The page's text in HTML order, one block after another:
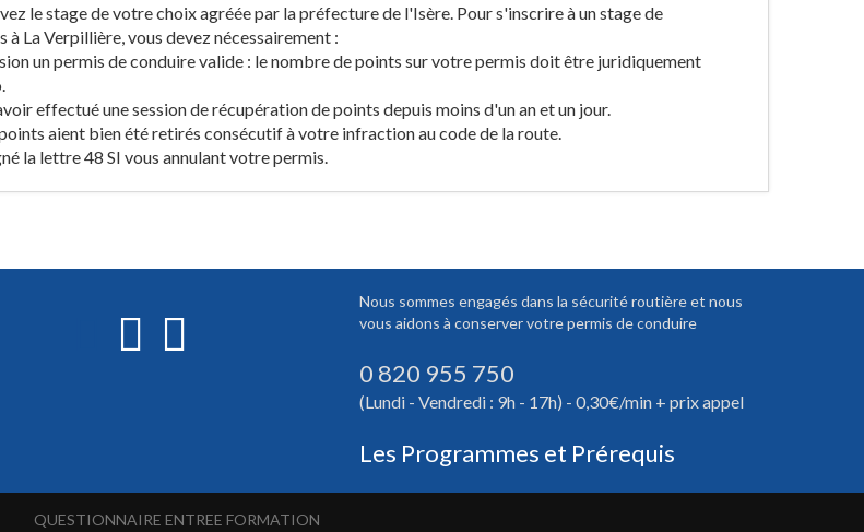
le stage de votre choix agréée par la préfecture de l'Isère. Pour s'inscrire à un stage de
La Verpillière, vous devez nécessairement :
un permis de conduire valide : le nombre de points sur votre permis doit être juridiquement
effectué une session de récupération de points depuis moins d'un an et un jour.
aient bien été retirés consécutif à votre infraction au code de la route.
la lettre 48 SI vous annulant votre permis.
Nous sommes engagés dans la sécurité routière et nous
vous aidons à conserver votre permis de conduire
0 820 955 750
(Lundi - Vendredi : 9h - 17h) - 0,30€/min + prix appel
Les Programmes et Prérequis
QUESTIONNAIRE ENTREE FORMATION